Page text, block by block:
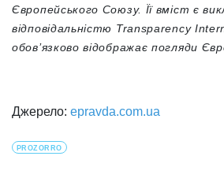
Європейського Союзу. Її вміст є
відповідальністю Transparency
обов’язково відображає погляди
Джерело: epravda.com.ua
PROZORRO